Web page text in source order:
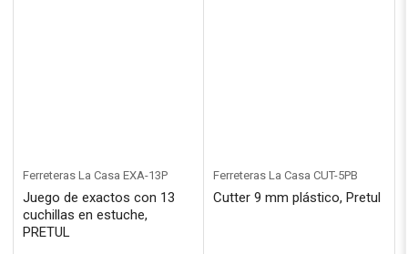
Ferreteras La Casa EXA-13P
Juego de exactos con 13
cuchillas en estuche,
PRETUL
Ferreteras La Casa CUT-5PB
Cutter 9 mm plástico, Pretul